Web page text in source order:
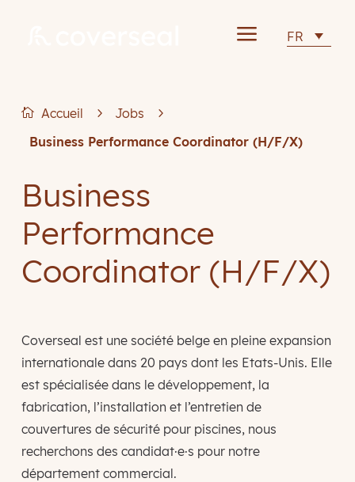
a FR
 Accueil 5 Jobs
5
Business Performance Coordinator (H/F/X)
Business
Performance
Coordinator (H/F/X)
Coverseal est une société belge en pleine expansion
internationale dans 20 pays dont les Etats-Unis. Elle
est spécialisée dans le développement, la
fabrication, l’installation et l’entretien de
couvertures de sécurité pour piscines, nous
recherchons des candidat·e·s pour notre
département commercial.